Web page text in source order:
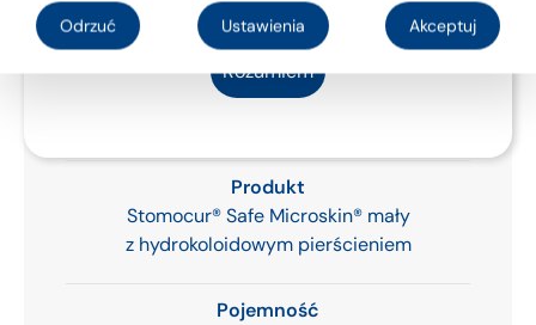
Kod
Produkt
Stomocur® Safe Microskin® mały
z hydrokoloidowym pierścieniem
Pojemność
etykietą.
Rozumiem
Odrzuć Ustawienia Akceptuj